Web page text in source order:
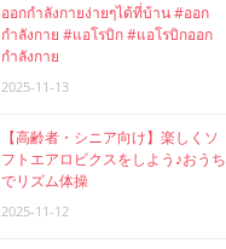
ออกกำลังกายง่ายๆได้ที่บ้าน #ออก
กำลังกาย #แอโรบิก #แอโรบิกออก
กำลังกาย
2025-11-13
【高齢者・シニア向け】楽しくソ
フトエアロビクスをしよう♪おうち
でリズム体操
2025-11-12